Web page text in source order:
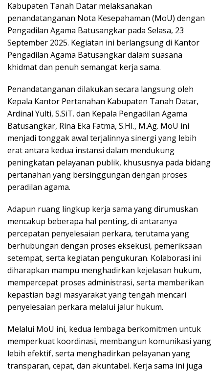
Kabupaten Tanah Datar melaksanakan
penandatanganan Nota Kesepahaman (MoU) dengan
Pengadilan Agama Batusangkar pada Selasa, 23
September 2025. Kegiatan ini berlangsung di Kantor
Pengadilan Agama Batusangkar dalam suasana
khidmat dan penuh semangat kerja sama.
Penandatanganan dilakukan secara langsung oleh
Kepala Kantor Pertanahan Kabupaten Tanah Datar,
Ardinal Yulti, S.SiT. dan Kepala Pengadilan Agama
Batusangkar, Rina Eka Fatma, S.HI., M.Ag. MoU ini
menjadi tonggak awal terjalinnya sinergi yang lebih
erat antara kedua instansi dalam mendukung
peningkatan pelayanan publik, khususnya pada bidang
pertanahan yang bersinggungan dengan proses
peradilan agama.
Adapun ruang lingkup kerja sama yang dirumuskan
mencakup beberapa hal penting, di antaranya
percepatan penyelesaian perkara, terutama yang
berhubungan dengan proses eksekusi, pemeriksaan
setempat, serta kegiatan pengukuran. Kolaborasi ini
diharapkan mampu menghadirkan kejelasan hukum,
mempercepat proses administrasi, serta memberikan
kepastian bagi masyarakat yang tengah mencari
penyelesaian perkara melalui jalur hukum.
Melalui MoU ini, kedua lembaga berkomitmen untuk
memperkuat koordinasi, membangun komunikasi yang
lebih efektif, serta menghadirkan pelayanan yang
transparan, cepat, dan akuntabel. Kerja sama ini juga